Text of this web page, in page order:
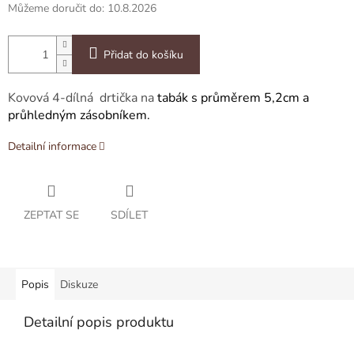
Můžeme doručit do: 10.8.2026
Přidat do košíku
Kovová 4-dílná drtička natabák s průměrem 5,2cm a
průhledným zásobníkem.
Detailní informace
ZEPTAT SE SDÍLET
Popis Diskuze
Detailní popis produktu